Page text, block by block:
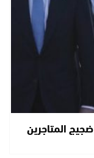
المتاجرين